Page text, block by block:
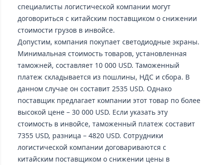
специалисты логистической компании могут
договориться с китайским поставщиком о снижении
стоимости грузов в инвойсе.
Допустим, компания покупает светодиодные экраны.
Минимальная стоимость товаров, установленная
таможней, составляет 10 000 USD. Таможенный
платеж складывается из пошлины, НДС и сбора. В
данном случае он составит 2535 USD. Однако
поставщик предлагает компании этот товар по более
высокой цене – 30 000 USD. Если указать эту
стоимость в инвойсе, таможенный платеж составит
7355 USD, разница – 4820 USD. Сотрудники
логистической компании договариваются с
китайским поставщиком о снижении цены в